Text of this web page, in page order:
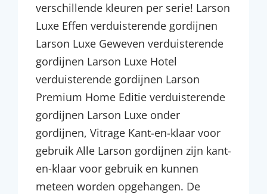
verschillende kleuren per serie! Larson
Luxe Effen verduisterende gordijnen
Larson Luxe Geweven verduisterende
gordijnen Larson Luxe Hotel
verduisterende gordijnen Larson
Premium Home Editie verduisterende
gordijnen Larson Luxe onder
gordijnen, Vitrage Kant-en-klaar voor
gebruik Alle Larson gordijnen zijn kant-
en-klaar voor gebruik en kunnen
meteen worden opgehangen. De